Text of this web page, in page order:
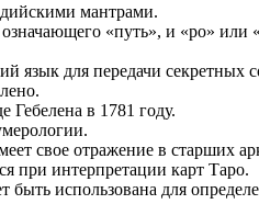
мантрами.
«путь», и «ро»
язык для передачи секретных
в 1781 году.
свое отражение в старших
при интерпретации карт Таро.
использована для